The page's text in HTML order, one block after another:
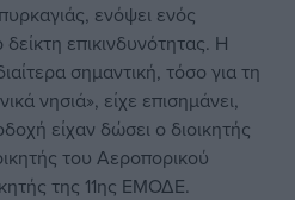
ενόψει ενός
επικινδυνότητας. Η
σημαντική, τόσο για τη
νησιά», είχε επισημάνει,
είχαν δώσει ο διοικητής
του Αεροπορικού
της 11ης ΕΜΟΔΕ.